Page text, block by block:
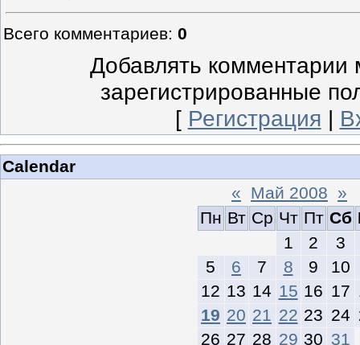
Всего комментариев: 0
Добавлять комментарии
зарегистрированные
[ Регистрация |
Calendar
« Май 2008 »
Пн Вт Ср Чт Пт Сб
1
2
3
5
6 7 8 9 10
12 13 14 15 16 17
19 20 21 22 23 24
26 27 28 29 30 31